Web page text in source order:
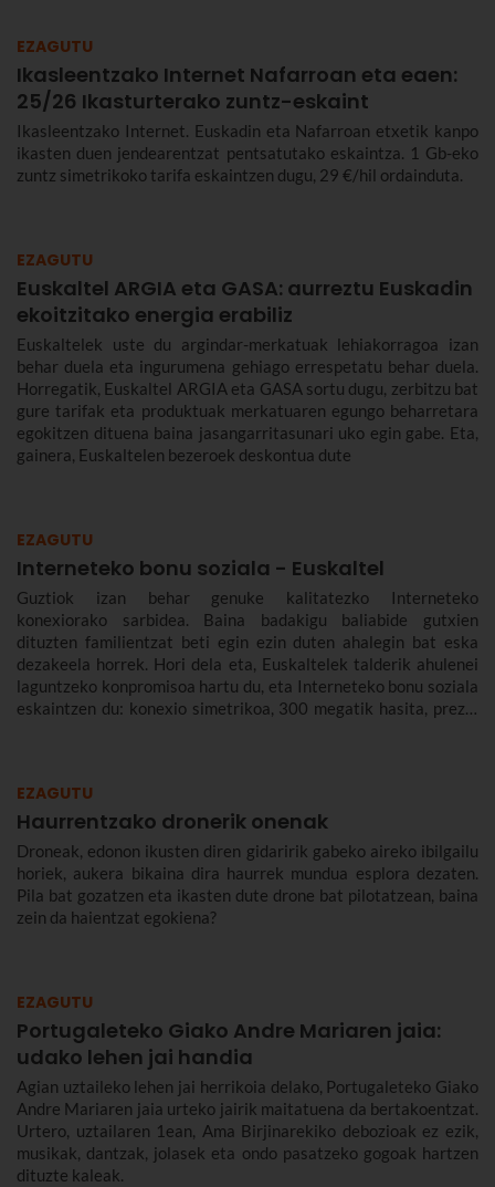
EZAGUTU
Ikasleentzako Internet Nafarroan eta eaen:
25/26 Ikasturterako zuntz-eskaint
Ikasleentzako Internet. Euskadin eta Nafarroan etxetik kanpo
ikasten duen jendearentzat pentsatutako eskaintza. 1 Gb-eko
zuntz simetrikoko tarifa eskaintzen dugu, 29 €/hil ordainduta.
EZAGUTU
Euskaltel ARGIA eta GASA: aurreztu Euskadin
ekoitzitako energia erabiliz
Euskaltelek uste du argindar-merkatuak lehiakorragoa izan
behar duela eta ingurumena gehiago errespetatu behar duela.
Horregatik, Euskaltel ARGIA eta GASA sortu dugu, zerbitzu bat
gure tarifak eta produktuak merkatuaren egungo beharretara
egokitzen dituena baina jasangarritasunari uko egin gabe. Eta,
gainera, Euskaltelen bezeroek deskontua dute
EZAGUTU
Interneteko bonu soziala - Euskaltel
Guztiok izan behar genuke kalitatezko Interneteko
konexiorako sarbidea. Baina badakigu baliabide gutxien
dituzten familientzat beti egin ezin duten ahalegin bat eska
dezakeela horrek. Hori dela eta, Euskaltelek talderik ahulenei
laguntzeko konpromisoa hartu du, eta Interneteko bonu soziala
eskaintzen du: konexio simetrikoa, 300 megatik hasita, prezio
EZAGUTU
Haurrentzako dronerik onenak
Droneak, edonon ikusten diren gidaririk gabeko aireko ibilgailu
horiek, aukera bikaina dira haurrek mundua esplora dezaten.
Pila bat gozatzen eta ikasten dute drone bat pilotatzean, baina
zein da haientzat egokiena?
EZAGUTU
Portugaleteko Giako Andre Mariaren jaia:
udako lehen jai handia
Agian uztaileko lehen jai herrikoia delako, Portugaleteko Giako
Andre Mariaren jaia urteko jairik maitatuena da bertakoentzat.
Urtero, uztailaren 1ean, Ama Birjinarekiko debozioak ez ezik,
musikak, dantzak, jolasek eta ondo pasatzeko gogoak hartzen
dituzte kaleak.